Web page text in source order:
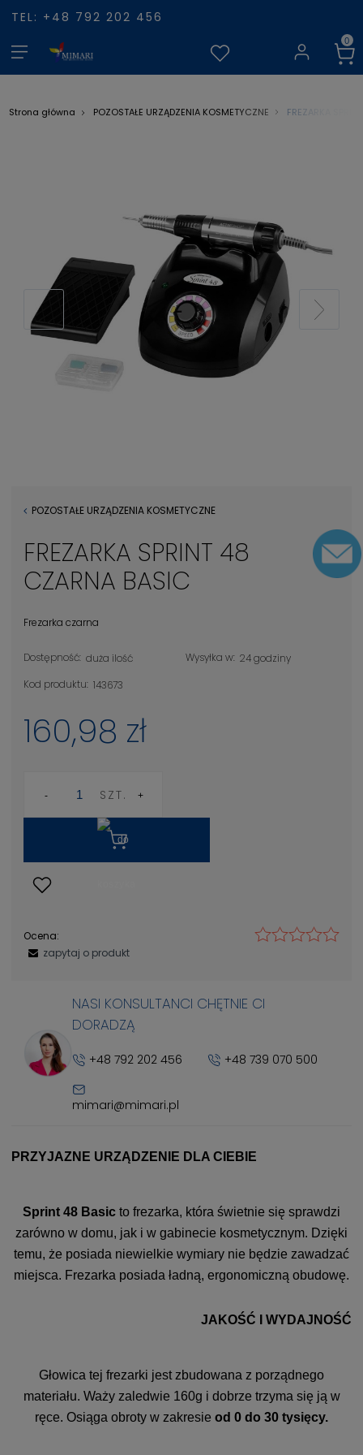
TEL: +48 792 202 456
Strona główna POZOSTAŁE URZĄDZENIA KOSMETYCZNE FREZARKA
POZOSTAŁE URZĄDZENIA KOSMETYCZNE
FREZARKA SPRINT 48
CZARNA BASIC
Frezarka czarna
Dostępność: duża ilość Wysyłka w: 24 godziny
Kod produktu: 143673
160,98 zł
SZT.
Ocena:
zapytaj o produkt
NASI KONSULTANCI CHĘTNIE CI
DORADZĄ
+48 792 202 456 +48 739 070 500
mimari@mimari.pl
PRZYJAZNE URZĄDZENIE DLA CIEBIE
Sprint 48 Basic to frezarka, która świetnie się sprawdzi
zarówno w domu, jak i w gabinecie kosmetycznym. Dzięki
temu, że posiada niewielkie wymiary nie będzie zawadzać
miejsca. Frezarka posiada ładną, ergonomiczną obudowę.
JAKOŚĆ I WYDAJNOŚĆ
Głowica tej frezarki jest zbudowana z porządnego
materiału. Waży zaledwie 160g i dobrze trzyma się ją w
ręce. Osiąga obroty w zakresie od 0 do 30 tysięcy.